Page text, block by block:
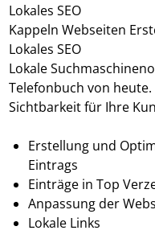
Lokales SEO
Kappeln Webseiten
Lokales SEO
Lokale
Telefonbuch von
Sichtbarkeit für Ihre
Erstellung und
Eintrags
Einträge in Top
Anpassung der
Lokale Links